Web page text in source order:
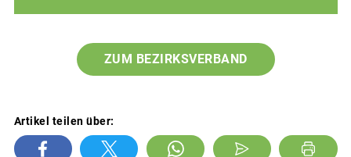
ZUM BEZIRKSVERBAND
Artikel teilen über: